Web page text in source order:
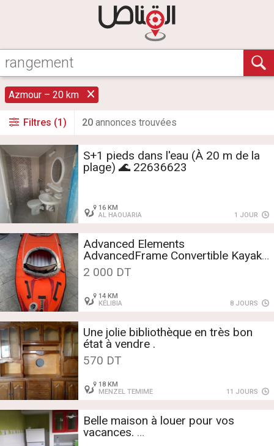
Azmour – 20 km
Filtres (1) 20 annonces trouvées
S+1 pieds dans l'eau (À 20 m de la
plage) 🌊 22636623
16 KM
AL HAOUARIA
1 JOUR
Advanced Elements
AdvancedFrame Convertible Kayak
gonflable haut de gamme
(convertible 1 ou 2 places)
2 000 DT
14 KM
KÉLIBIA
8 JOURS
Une jolie bibliothèque en très bon
état à vendre .
570 DT
18 KM
MENZEL TEMIME
11 JOURS
Belle maison à louer pour vos
vacances.